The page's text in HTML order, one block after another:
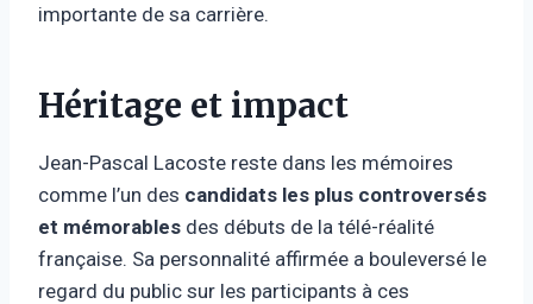
importante de sa carrière.
Héritage et impact
Jean-Pascal Lacoste reste dans les mémoires
comme l’un des candidats les plus controversés
et mémorables des débuts de la télé-réalité
française. Sa personnalité affirmée a bouleversé le
regard du public sur les participants à ces